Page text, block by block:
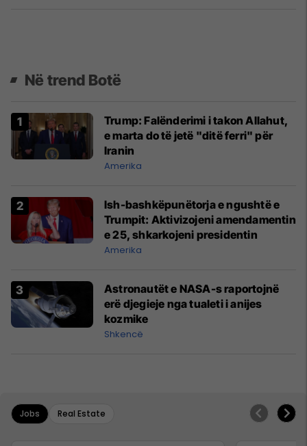
Në trend Botë
Trump: Falënderimi i takon Allahut,
e marta do të jetë "ditë ferri" për
Iranin
Amerika
Ish-bashkëpunëtorja e ngushtë e
Trumpit: Aktivizojeni amendamentin
e 25, shkarkojeni presidentin
Amerika
Astronautët e NASA-s raportojnë
erë djegieje nga tualeti i anijes
kozmike
Shkencë
Jobs Real Estate